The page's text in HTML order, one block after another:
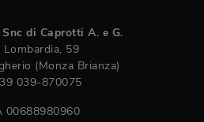
di Caprotti A. e G.
Lombardia, 59
(Monza Brianza)
039-870075
00688980960